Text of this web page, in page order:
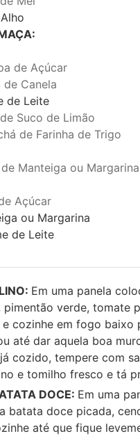
de Açúcar
de Canela
de Leite
Suco de Limão
de Farinha de Trigo
Manteiga ou
Açúcar
ou Margarina
de Leite
Em uma panela
pimentão verde, tomate
e cozinhe em fogo baixo
até dar aquela boa
cozido, tempere com
e tomilho fresco e tá
DOCE: Em uma
batata doce picada,
até que fique